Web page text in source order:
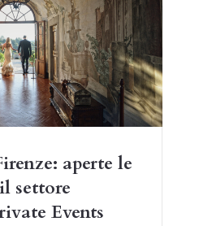
aperte le
settore
Events